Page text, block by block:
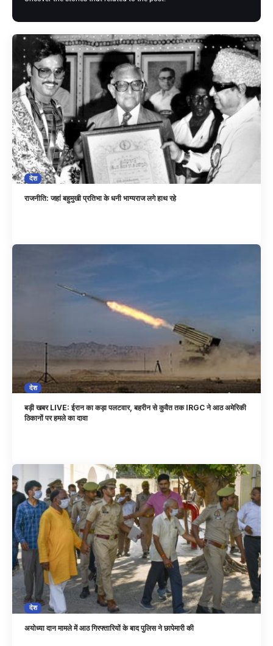
देश
राजनीति: जहां बहुमुखी प्रतिभा के धनी भाग्यराज लगे हाथ रहे
देश
बड़ी खबर LIVE: ईरान का कड़ा पलटवार, बहरीन से कुवैत तक IRGC ने आठ अमेरिकी
ठिकानों पर हमले का दावा
देश
अयोध्या दान मामले में आठ गिरफ्तारियों के बाद पुलिस ने छापेमारी की